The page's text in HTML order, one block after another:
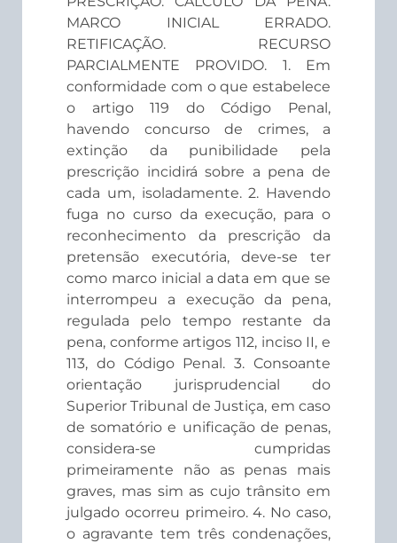
MARCO INICIAL ERRADO.
RETIFICAÇÃO. RECURSO
PARCIALMENTE PROVIDO. 1. Em
conformidade com o que estabelece
o artigo 119 do Código Penal,
havendo concurso de crimes, a
extinção da punibilidade pela
prescrição incidirá sobre a pena de
cada um, isoladamente. 2. Havendo
fuga no curso da execução, para o
reconhecimento da prescrição da
pretensão executória, deve-se ter
como marco inicial a data em que se
interrompeu a execução da pena,
regulada pelo tempo restante da
pena, conforme artigos 112, inciso II, e
113, do Código Penal. 3. Consoante
orientação jurisprudencial do
Superior Tribunal de Justiça, em caso
de somatório e unificação de penas,
considera-se cumpridas
primeiramente não as penas mais
graves, mas sim as cujo trânsito em
julgado ocorreu primeiro. 4. No caso,
o agravante tem três condenações,